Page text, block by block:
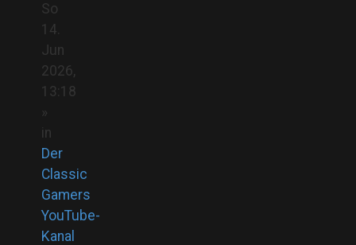
So
14.
Jun
2026,
13:18
»
in
Der
Classic
Gamers
YouTube-
Kanal